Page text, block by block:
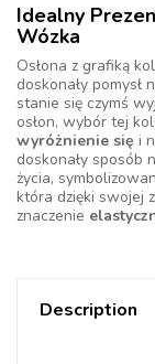
Idealny
Wózka
Osłona z grafiką
doskonały pomysł
stanie się czymś
osłon, wybór tej
wyróżnienie się i
doskonały sposób
życia,
która dzięki swojej
znaczenie
Description